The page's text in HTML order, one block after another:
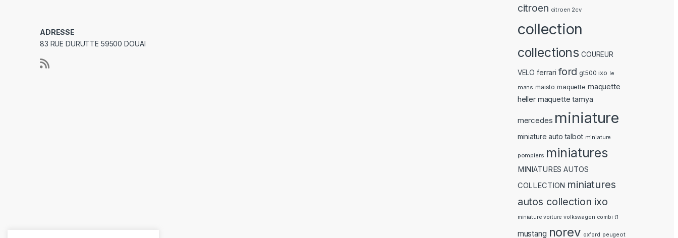
ADRESSE
83 RUE DURUTTE 59500 DOUAI
citroen citroen 2cv
collection
collections COUREUR
VELO ferrari ford gt500 ixo le
mans maisto maquette maquette
heller maquette tamya
mercedes miniature
miniature auto talbot miniature
pompiers miniatures
MINIATURES AUTOS
COLLECTION miniatures
autos collection ixo
miniature voiture volkswagen combi t1
mustang norev oxford peugeot